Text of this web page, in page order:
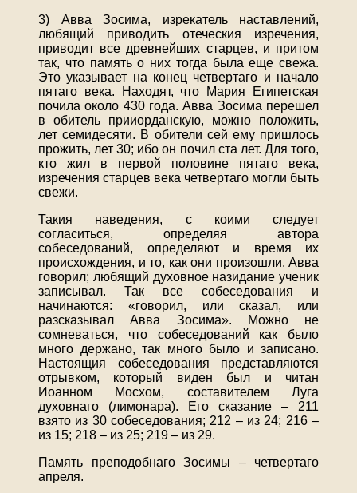
3) Авва Зосима, изрекатель наставлений,
любящий приводить отеческия изречения,
приводит все древнейших старцев, и притом
так, что память о них тогда была еще свежа.
Это указывает на конец четвертаго и начало
пятаго века. Находят, что Мария Египетская
почила около 430 года. Авва Зосима перешел
в обитель прииорданскую, можно положить,
лет семидесяти. В обители сей ему пришлось
прожить, лет 30; ибо он почил ста лет. Для того,
кто жил в первой половине пятаго века,
изречения старцев века четвертаго могли быть
свежи.
Такия наведения, с коими следует
согласиться, определяя автора
собеседований, определяют и время их
происхождения, и то, как они произошли. Авва
говорил; любящий духовное назидание ученик
записывал. Так все собеседования и
начинаются: «говорил, или сказал, или
разсказывал Авва Зосима». Можно не
сомневаться, что собеседований как было
много держано, так много было и записано.
Настоящия собеседования представляются
отрывком, который виден был и читан
Иоанном Мосхом, составителем Луга
духовнаго (лимонара). Его сказание – 211
взято из 30 собеседования; 212 – из 24; 216 –
из 15; 218 – из 25; 219 – из 29.
Память преподобнаго Зосимы – четвертаго
апреля.